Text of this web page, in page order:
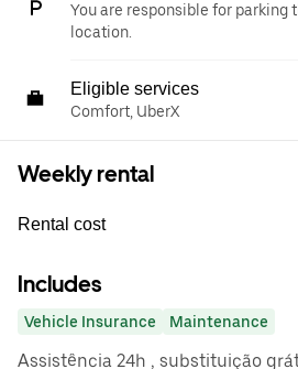
You are responsible for parking
location.
Eligible services
Comfort, UberX
Weekly rental
Rental cost
Includes
Vehicle Insurance Maintenance
Assistência 24h , substituição